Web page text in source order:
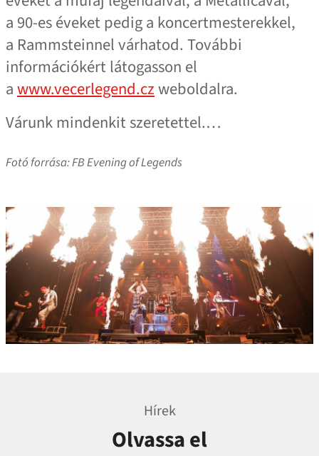
a 90-es éveket pedig a koncertmesterekkel,
a Rammsteinnel várhatod. További
információkért látogasson el
awww.vecerlegend.czweboldalra.
Várunk mindenkit szeretettel.…
Fotó forrása: FB Evening of Legends
Hírek
Olvassa el